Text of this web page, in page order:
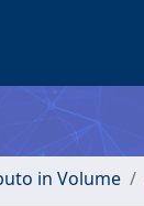
in Volume